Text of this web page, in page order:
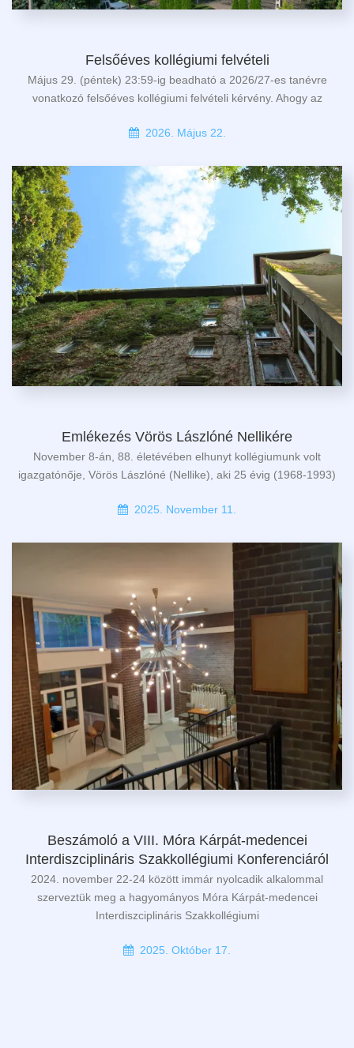
Felsőéves kollégiumi felvételi
Május 29. (péntek) 23:59-ig beadható a 2026/27-es tanévre
vonatkozó felsőéves kollégiumi felvételi kérvény. Ahogy az
2026. Május 22.
Emlékezés Vörös Lászlóné Nellikére
November 8-án, 88. életévében elhunyt kollégiumunk volt
igazgatónője, Vörös Lászlóné (Nellike), aki 25 évig (1968-1993)
2025. November 11.
Beszámoló a VIII. Móra Kárpát-medencei
Interdiszciplináris Szakkollégiumi Konferenciáról
2024. november 22-24 között immár nyolcadik alkalommal
szerveztük meg a hagyományos Móra Kárpát-medencei
Interdiszciplináris Szakkollégiumi
2025. Október 17.